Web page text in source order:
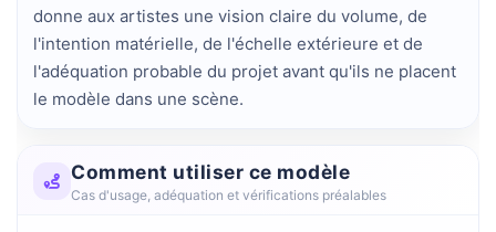
donne aux artistes une vision claire du volume, de
l'intention matérielle, de l'échelle extérieure et de
l'adéquation probable du projet avant qu'ils ne placent
le modèle dans une scène.
Comment utiliser ce modèle
Cas d'usage, adéquation et vérifications préalables